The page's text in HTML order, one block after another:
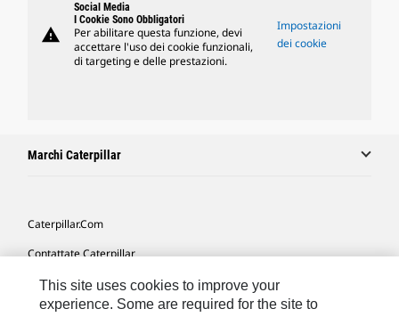
warning
Social Media
I Cookie Sono Obbligatori
Per abilitare questa funzione, devi
accettare l'uso dei cookie funzionali,
di targeting e delle prestazioni.
Impostazioni
dei cookie
Marchi Caterpillar
Caterpillar.com
Contattate Caterpillar
Le Mie Preferenze Di Marketing
Mappa Del Sito
This site uses cookies to improve your
experience. Some are required for the site to